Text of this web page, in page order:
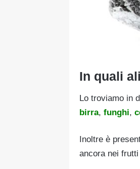
In quali
Lo troviamo in
birra, funghi,
Inoltre è
ancora nei